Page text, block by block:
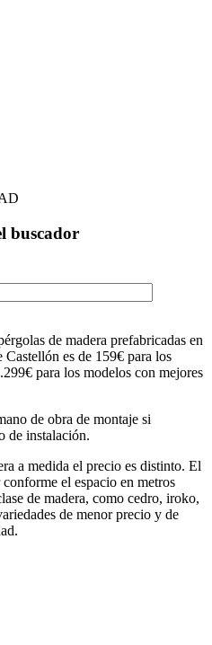
buscador
de madera prefabricadas en
es de 159€ para los
para los modelos con mejores
de obra de montaje si
de instalación.
a medida el precio es distinto. El
el espacio en metros
de madera, como cedro, iroko,
de menor precio y de